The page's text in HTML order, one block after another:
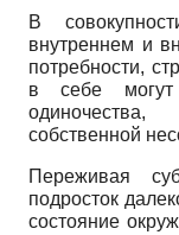
В
внутреннем и
потребности,
в себе могут
собственной
Переживая
подросток
состояние